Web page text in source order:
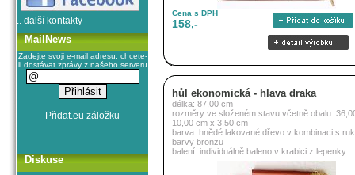
Cena s DPH
158,-
hůl ekonomická - hlava draka
délka: 87,00 cm
rozměry ve složeném stavu včetně obalu:
10,00 cm x 3,50 cm
barva: hnědé lakované dřevo v kombinaci s
barvy bronzu
balení: individuálně baleno v krabici z lepenky
.. další kontakty
MailNews
Zadejte svoji e-mail adresu, chcete-
li dostávat zprávy z našeho serveru
Diskuse